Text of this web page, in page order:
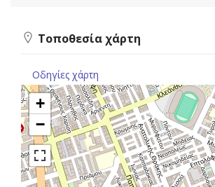
Τοποθεσία χάρτη
Οδηγίες χάρτη
+
−